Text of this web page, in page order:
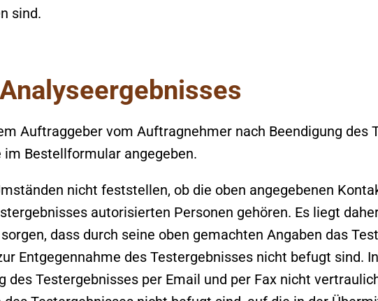
sind.
Auftraggeber vom Auftragnehmer nach Beendigung des
Bestellformular angegeben.
nicht feststellen, ob die oben angegebenen
autorisierten Personen gehören. Es liegt
dass durch seine oben gemachten Angaben das
Entgegennahme des Testergebnisses nicht befugt sind.
des Testergebnisses per Email und per Fax nicht